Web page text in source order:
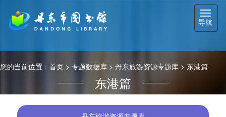
切
换
导
导航
您的当前位置： 首页 > 专题数据库 > 丹东旅游资源专题库 > 东港篇
东港篇